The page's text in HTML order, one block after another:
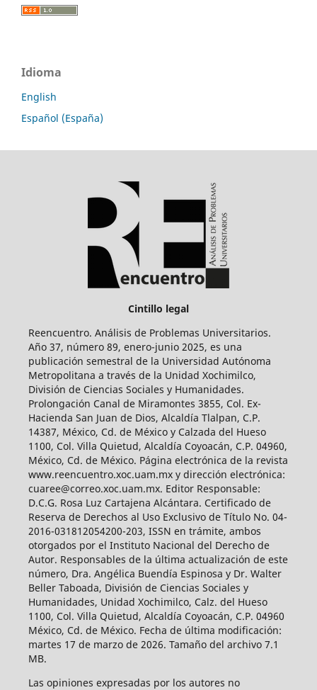
Idioma
English
Español (España)
Cintillo legal
Reencuentro. Análisis de Problemas Universitarios.
Año 37, número 89, enero-junio 2025, es una
publicación semestral de la Universidad Autónoma
Metropolitana a través de la Unidad Xochimilco,
División de Ciencias Sociales y Humanidades.
Prolongación Canal de Miramontes 3855, Col. Ex-
Hacienda San Juan de Dios, Alcaldía Tlalpan, C.P.
14387, México, Cd. de México y Calzada del Hueso
1100, Col. Villa Quietud, Alcaldía Coyoacán, C.P. 04960,
México, Cd. de México. Página electrónica de la revista
www.reencuentro.xoc.uam.mx y dirección electrónica:
cuaree@correo.xoc.uam.mx. Editor Responsable:
D.C.G. Rosa Luz Cartajena Alcántara. Certificado de
Reserva de Derechos al Uso Exclusivo de Título No. 04-
2016-031812054200-203, ISSN en trámite, ambos
otorgados por el Instituto Nacional del Derecho de
Autor. Responsables de la última actualización de este
número, Dra. Angélica Buendía Espinosa y Dr. Walter
Beller Taboada, División de Ciencias Sociales y
Humanidades, Unidad Xochimilco, Calz. del Hueso
1100, Col. Villa Quietud, Alcaldía Coyoacán, C.P. 04960
México, Cd. de México. Fecha de última modificación:
martes 17 de marzo de 2026. Tamaño del archivo 7.1
MB.
Las opiniones expresadas por los autores no